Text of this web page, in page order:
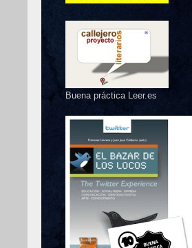
Buena práctica Leer.es